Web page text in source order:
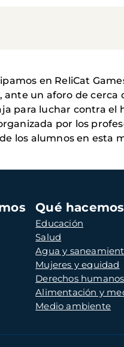
en ReliCat
ante un aforo de
para luchar contra el
por los
los alumnos en esta
Qué hacemos
Educación
Salud
Agua y
Mujeres y equidad
Derechos humanos
Alimentación y
Medio ambiente